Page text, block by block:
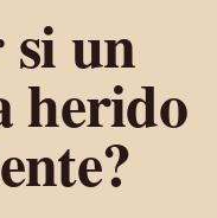
si un
herido